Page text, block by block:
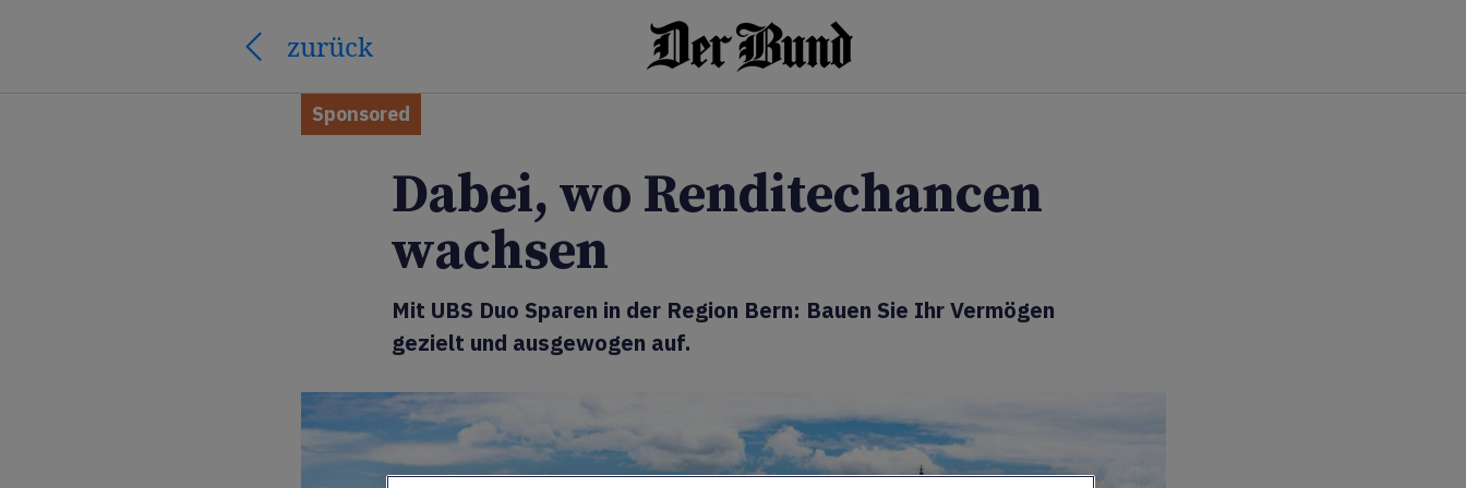
zurück
Sponsored
Dabei, wo Renditechancen
wachsen
Mit UBS Duo Sparen in der Region Bern: Bauen Sie Ihr Vermögen
gezielt und ausgewogen auf.